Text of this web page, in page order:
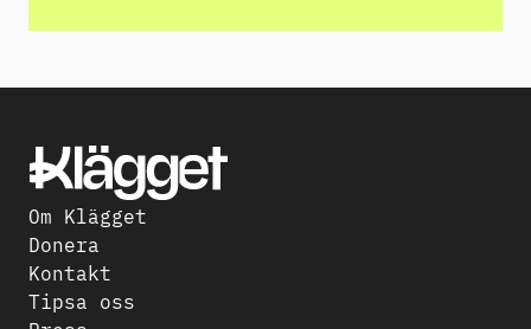
Om Klägget
Donera
Kontakt
Tipsa oss